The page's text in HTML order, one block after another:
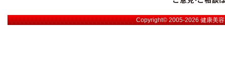
Copyright© 2005-2026健康美